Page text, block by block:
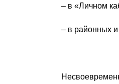
– в «Личном
– в районных